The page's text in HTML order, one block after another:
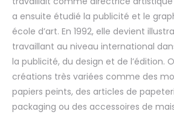
a ensuite étudié la publicité et le
école d’art. En 1992, elle devient
travaillant au niveau international
la publicité, du design et de l’édition.
créations très variées comme des
papiers peints, des articles de
packaging ou des accessoires de